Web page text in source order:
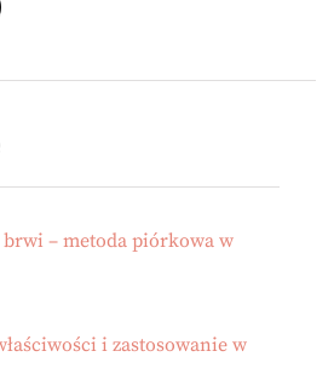
– metoda piórkowa w
i zastosowanie w